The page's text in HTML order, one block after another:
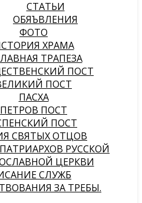
СТАТЬИ
ОБЯЪВЛЕНИЯ
ФОТО
ХРАМА
ТРАПЕЗА
ПОСТ
ПОСТ
ПАСХА
ПЕТРОВ ПОСТ
ПОСТ
СВЯТЫХ ОТЦОВ
РУССКОЙ
ЦЕРКВИ
СЛУЖБ
ЗА ТРЕБЫ.